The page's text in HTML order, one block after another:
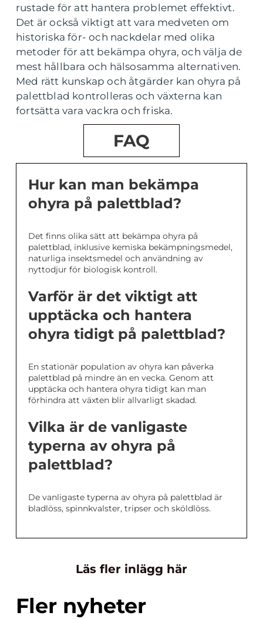
rustade för att hantera problemet effektivt.
Det är också viktigt att vara medveten om
historiska för- och nackdelar med olika
metoder för att bekämpa ohyra, och välja de
mest hållbara och hälsosamma alternativen.
Med rätt kunskap och åtgärder kan ohyra på
palettblad kontrolleras och växterna kan
fortsätta vara vackra och friska.
FAQ
Hur kan man bekämpa
ohyra på palettblad?
Det finns olika sätt att bekämpa ohyra på
palettblad, inklusive kemiska bekämpningsmedel,
naturliga insektsmedel och användning av
nyttodjur för biologisk kontroll.
Varför är det viktigt att
upptäcka och hantera
ohyra tidigt på palettblad?
En stationär population av ohyra kan påverka
palettblad på mindre än en vecka. Genom att
upptäcka och hantera ohyra tidigt kan man
förhindra att växten blir allvarligt skadad.
Vilka är de vanligaste
typerna av ohyra på
palettblad?
De vanligaste typerna av ohyra på palettblad är
bladlöss, spinnkvalster, tripser och sköldlöss.
Läs fler inlägg här
Fler nyheter